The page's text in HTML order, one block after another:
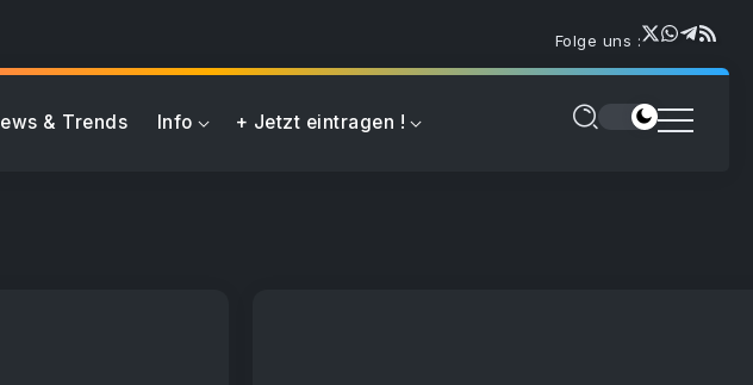
Folge uns :
& Trends Info + Jetzt eintragen !